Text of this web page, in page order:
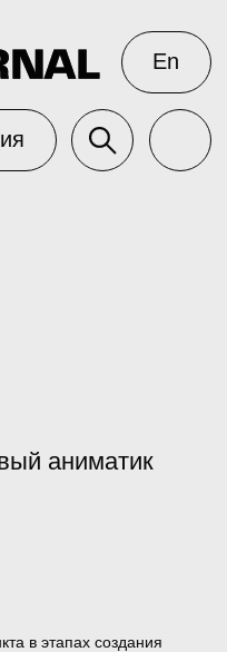
аниматик
в этапах создания